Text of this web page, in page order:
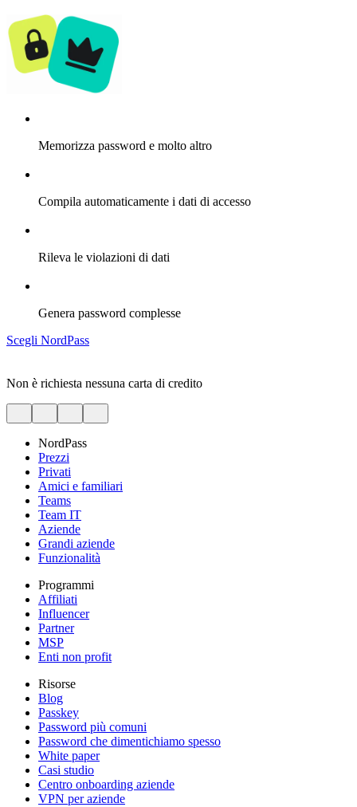
Memorizza password e molto altro
Compila automaticamente i dati di accesso
Rileva le violazioni di dati
Genera password complesse
Scegli NordPass
Non è richiesta nessuna carta di credito
NordPass
Prezzi
Privati
Amici e familiari
Teams
Team IT
Aziende
Grandi aziende
Funzionalità
Programmi
Affiliati
Influencer
Partner
MSP
Enti non profit
Risorse
Blog
Passkey
Password più comuni
Password che dimentichiamo spesso
White paper
Casi studio
Centro onboarding aziende
VPN per aziende